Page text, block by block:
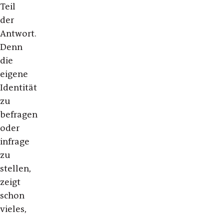
Teil
der
Antwort.
Denn
die
eigene
Identität
zu
befragen
oder
infrage
zu
stellen,
zeigt
schon
vieles,